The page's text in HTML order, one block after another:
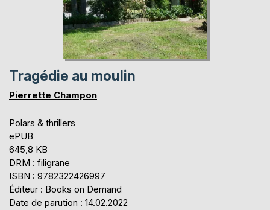
Tragédie au moulin
Pierrette Champon
Polars & thrillers
ePUB
645,8 KB
DRM : filigrane
ISBN : 9782322426997
Éditeur : Books on Demand
Date de parution : 14.02.2022